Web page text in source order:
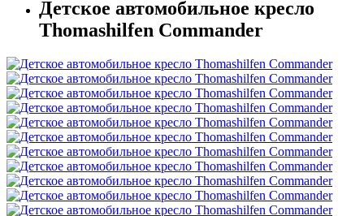
Детское автомобильное кресло
Thomashilfen Commander